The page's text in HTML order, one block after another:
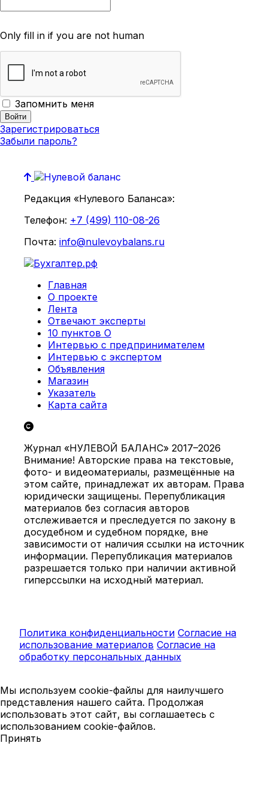
Only fill in if you are not human
Запомнить меня
Зарегистрироваться
Забыли пароль?
Редакция «Нулевого Баланса»:
Телефон: +7 (499) 110-08-26
Почта: info@nulevoybalans.ru
Главная
О проекте
Лента
Отвечают эксперты
10 пунктов О
Интервью с предпринимателем
Интервью с экспертом
Объявления
Магазин
Указатель
Карта сайта
Журнал «НУЛЕВОЙ БАЛАНС» 2017–2026
Внимание! Авторские права на текстовые,
фото- и видеоматериалы, размещённые на
этом сайте, принадлежат их авторам. Права
юридически защищены. Перепубликация
материалов без согласия авторов
отслеживается и преследуется по закону в
досудебном и судебном порядке, вне
зависимости от наличия ссылки на источник
информации. Перепубликация материалов
разрешается только при наличии активной
гиперссылки на исходный материал.
Политика конфиденциальности Согласие на
использование материалов Согласие на
обработку персональных данных
Мы используем cookie-файлы для наилучшего
представления нашего сайта. Продолжая
использовать этот сайт, вы соглашаетесь с
использованием cookie-файлов.
Принять